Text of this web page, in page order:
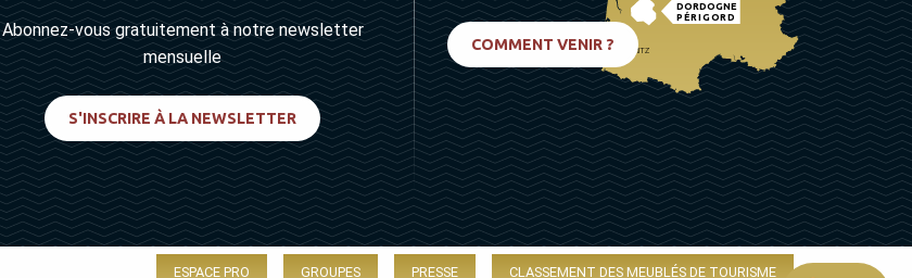
Abonnez-vous gratuitement à notre newsletter
mensuelle
S'INSCRIRE À LA NEWSLETTER
DORDOGNE
PÉRIGORD
BIARRITZ
COMMENT VENIR ?
ESPACE PRO GROUPES PRESSE CLASSEMENT DES MEUBLÉS DE TOURISME